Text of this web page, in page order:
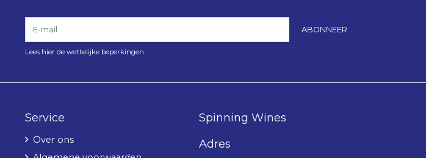
E-mail
ABONNEER
Lees hier de wettelijke beperkingen
Service
Over ons
Spinning Wines
Adres